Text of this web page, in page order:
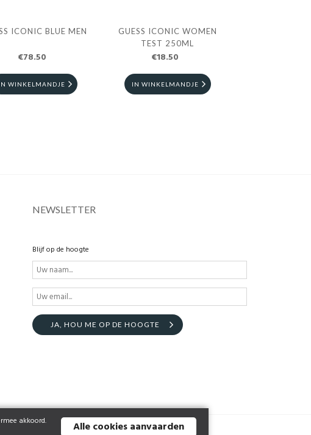
ICONIC BLUE MEN
€78.50
WINKELMANDJE
GUESS ICONIC WOMEN
TEST 250ML
€18.50
IN WINKELMANDJE
NEWSLETTER
Blijf op de hoogte
JA, HOU ME OP DE HOOGTE
akkoord.
Alle cookies aanvaarden